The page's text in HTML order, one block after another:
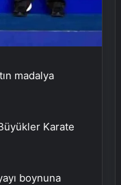
madalya
Karate
boynuna